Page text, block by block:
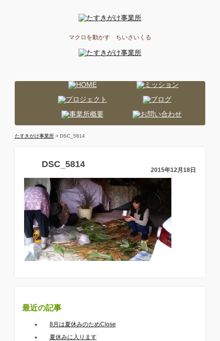
マクロを動かす ちいさいくる
たすきがけ事業所> DSC_5814
DSC_5814
2015年12月18日
最近の記事
8月は夏休みのためClose
夏休みに入ります